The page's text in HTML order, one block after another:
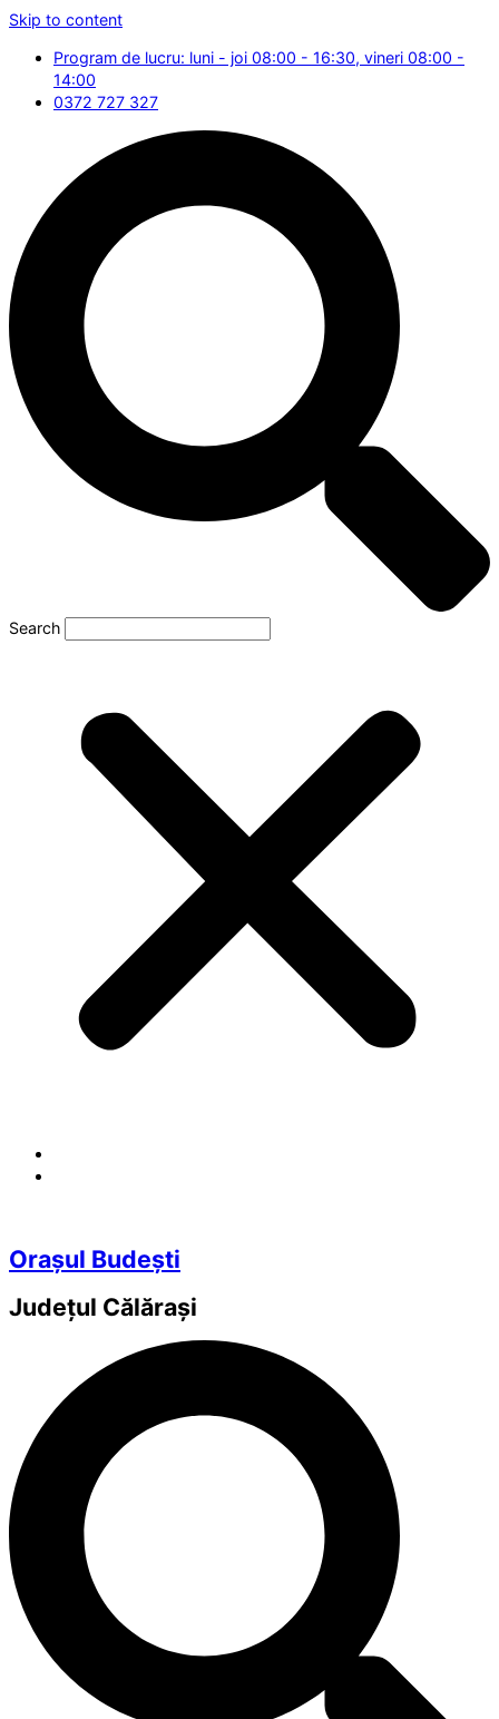
Skip to content
Program de lucru: luni - joi 08:00 - 16:30, vineri 08:00 -
14:00
0372 727 327
Search
Orașul Budești
Județul Călărași